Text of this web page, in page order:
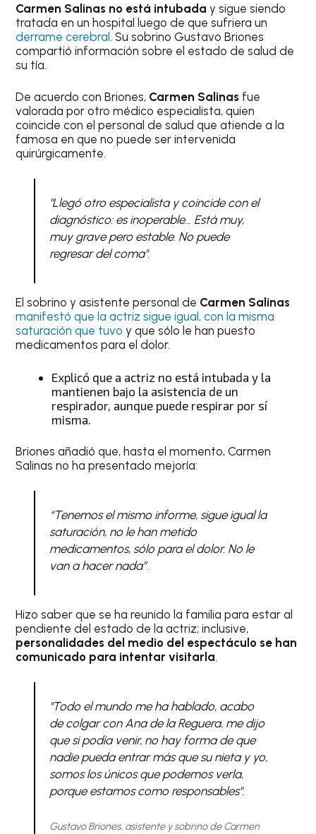
Carmen Salinas no está intubada y sigue siendo
tratada en un hospital luego de que sufriera un
derrame cerebral. Su sobrino Gustavo Briones
compartió información sobre el estado de salud de
su tía.
De acuerdo con Briones, Carmen Salinas fue
valorada por otro médico especialista, quien
coincide con el personal de salud que atiende a la
famosa en que no puede ser intervenida
quirúrgicamente.
"Llegó otro especialista y coincide con el
diagnóstico: es inoperable… Está muy,
muy grave pero estable. No puede
regresar del coma".
El sobrino y asistente personal de Carmen Salinas
manifestó que la actriz sigue igual, con la misma
saturación que tuvo y que sólo le han puesto
medicamentos para el dolor.
Explicó que a actriz no está intubada y la
mantienen bajo la asistencia de un
respirador, aunque puede respirar por sí
misma.
Briones añadió que, hasta el momento, Carmen
Salinas no ha presentado mejoría:
“Tenemos el mismo informe, sigue igual la
saturación, no le han metido
medicamentos, sólo para el dolor. No le
van a hacer nada”.
Hizo saber que se ha reunido la familia para estar al
pendiente del estado de la actriz; inclusive,
personalidades del medio del espectáculo se han
comunicado para intentar visitarla.
"Todo el mundo me ha hablado, acabo
de colgar con Ana de la Reguera, me dijo
que si podía venir, no hay forma de que
nadie pueda entrar más que su nieta y yo,
somos los únicos que podemos verla,
porque estamos como responsables".
Gustavo Briones, asistente y sobrino de Carmen